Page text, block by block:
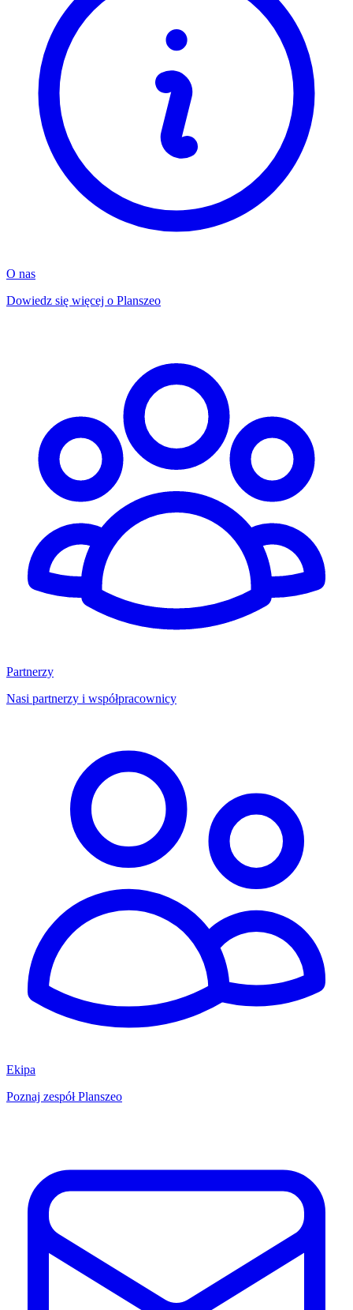
O nas
Dowiedz się więcej o Planszeo
Partnerzy
Nasi partnerzy i współpracownicy
Ekipa
Poznaj zespół Planszeo